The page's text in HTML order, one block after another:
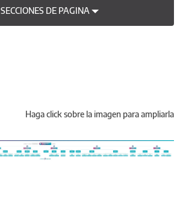
SECCIONES DE PAGINA
Haga click sobre la imagen para ampliarla